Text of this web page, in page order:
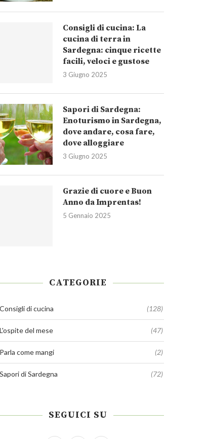
c’è di nuovo in Imprentas?
Giampaolo Parpinello
Vinitaly 2025: 60 anni...
Consigli di cucina: La
cucina di terra in
Sardegna: cinque ricette
facili, veloci e gustose
3 Giugno 2025
Sapori di Sardegna:
Enoturismo in Sardegna,
dove andare, cosa fare,
dove alloggiare
3 Giugno 2025
Grazie di cuore e Buon
Anno da Imprentas!
5 Gennaio 2025
CATEGORIE
Consigli di cucina (128)
L'ospite del mese (47)
Parla come mangi (2)
Sapori di Sardegna (72)
SEGUICI SU